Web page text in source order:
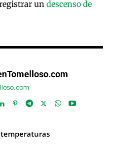
un descenso de
temperaturas